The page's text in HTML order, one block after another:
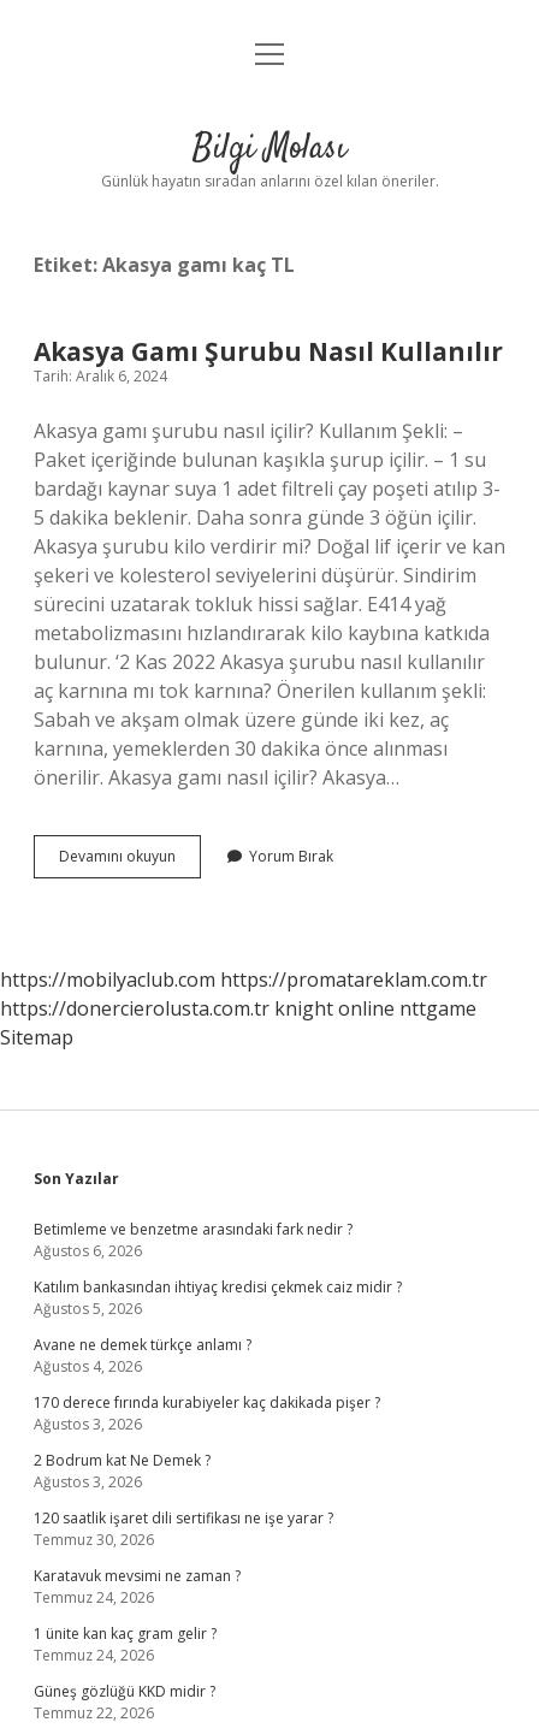
Anasayfa
Yasal Uyarı
menüyü
Bilgi Molası
Günlük hayatın sıradan anlarını özel kılan öneriler.
Etiket:Akasya gamı kaç TL
Akasya Gamı Şurubu Nasıl Kullanılır
Tarih: Aralık 6, 2024
Akasya gamı şurubu nasıl içilir? Kullanım Şekli: –
Paket içeriğinde bulunan kaşıkla şurup içilir. – 1 su
bardağı kaynar suya 1 adet filtreli çay poşeti atılıp 3-
5 dakika beklenir. Daha sonra günde 3 öğün içilir.
Akasya şurubu kilo verdirir mi? Doğal lif içerir ve kan
şekeri ve kolesterol seviyelerini düşürür. Sindirim
sürecini uzatarak tokluk hissi sağlar. E414 yağ
metabolizmasını hızlandırarak kilo kaybına katkıda
bulunur. ‘2 Kas 2022 Akasya şurubu nasıl kullanılır
aç karnına mı tok karnına? Önerilen kullanım şekli:
Sabah ve akşam olmak üzere günde iki kez, aç
karnına, yemeklerden 30 dakika önce alınması
önerilir. Akasya gamı nasıl içilir? Akasya…
Devamını okuyun
Gamı
Yorum Bırak
https://mobilyaclub.com https://promatareklam.com.tr
https://donercierolusta.com.tr knight online nttgame
Sitemap
Sidebar
Son Yazılar
Betimleme ve benzetme arasındaki fark nedir ?
Ağustos 6, 2026
Katılım bankasından ihtiyaç kredisi çekmek caiz midir ?
Ağustos 5, 2026
Avane ne demek türkçe anlamı ?
Ağustos 4, 2026
170 derece fırında kurabiyeler kaç dakikada pişer ?
Ağustos 3, 2026
2 Bodrum kat Ne Demek ?
Ağustos 3, 2026
120 saatlik işaret dili sertifikası ne işe yarar ?
Temmuz 30, 2026
Karatavuk mevsimi ne zaman ?
Temmuz 24, 2026
1 ünite kan kaç gram gelir ?
Temmuz 24, 2026
Güneş gözlüğü KKD midir ?
Temmuz 22, 2026